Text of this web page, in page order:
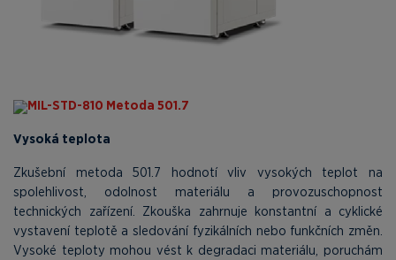
MIL-STD-810 Metoda 501.7
Vysoká teplota
Zkušební metoda 501.7 hodnotí vliv vysokých teplot na
spolehlivost, odolnost materiálu a provozuschopnost
technických zařízení. Zkouška zahrnuje konstantní a cyklické
vystavení teplotě a sledování fyzikálních nebo funkčních změn.
Vysoké teploty mohou vést k degradaci materiálu, poruchám